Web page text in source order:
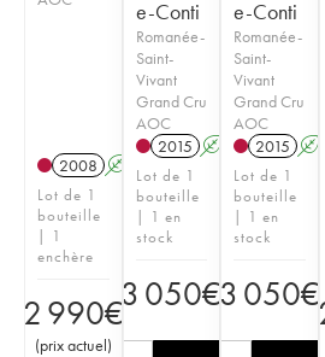
2008 A
Lot de 1
bouteille
| 1
enchère
2 990€
(prix actuel)
e-Conti
Romanée-
Saint-
Vivant
Grand Cru
AOC
2015 A
Lot de 1
bouteille
| 1 en
stock
3 050€
e-Conti
Romanée-
Saint-
Vivant
Grand Cru
AOC
2015 A
Lot de 1
bouteille
| 1 en
stock
3 050€